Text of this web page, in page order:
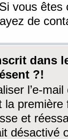
vous
de
dans
?!
l’e-
première
et
désactivé